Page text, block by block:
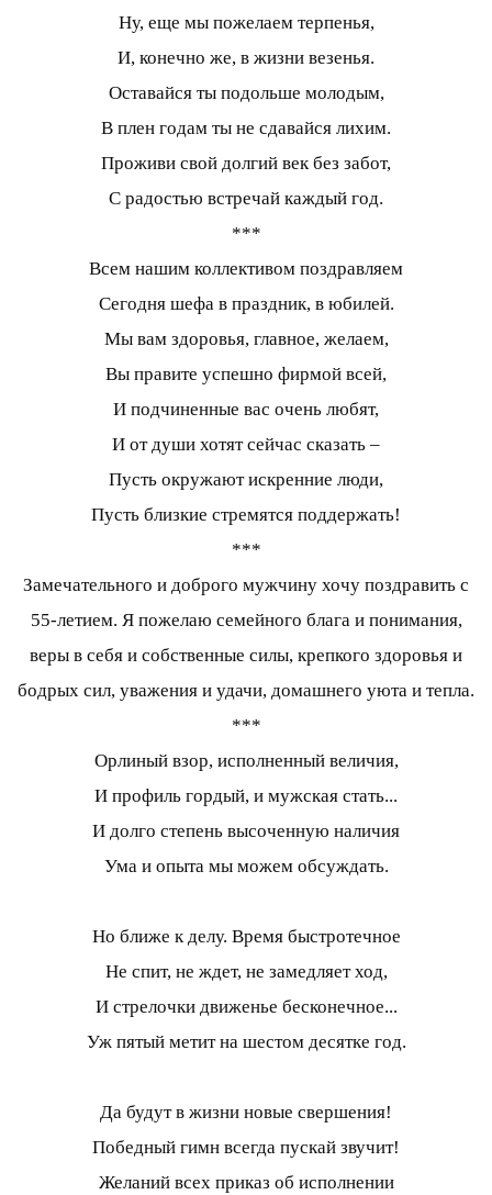
Ну, еще мы пожелаем терпенья,
И, конечно же, в жизни везенья.
Оставайся ты подольше молодым,
В плен годам ты не сдавайся лихим.
Проживи свой долгий век без забот,
С радостью встречай каждый год.
***
Всем нашим коллективом поздравляем
Сегодня шефа в праздник, в юбилей.
Мы вам здоровья, главное, желаем,
Вы правите успешно фирмой всей,
И подчиненные вас очень любят,
И от души хотят сейчас сказать –
Пусть окружают искренние люди,
Пусть близкие стремятся поддержать!
***
Замечательного и доброго мужчину хочу поздравить с
55-летием. Я пожелаю семейного блага и понимания,
веры в себя и собственные силы, крепкого здоровья и
бодрых сил, уважения и удачи, домашнего уюта и тепла.
***
Орлиный взор, исполненный величия,
И профиль гордый, и мужская стать...
И долго степень высоченную наличия
Ума и опыта мы можем обсуждать.
Но ближе к делу. Время быстротечное
Не спит, не ждет, не замедляет ход,
И стрелочки движенье бесконечное...
Уж пятый метит на шестом десятке год.
Да будут в жизни новые свершения!
Победный гимн всегда пускай звучит!
Желаний всех приказ об исполнении